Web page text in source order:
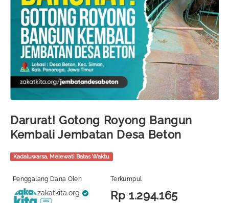
Darurat! Gotong Royong Bangun
Kembali Jembatan Desa Beton
Kadaluwarsa, Melewati Batas Waktu
Penggalang Dana Oleh
zakatkita.org
ORG
Terkumpul
Rp 1.294.165